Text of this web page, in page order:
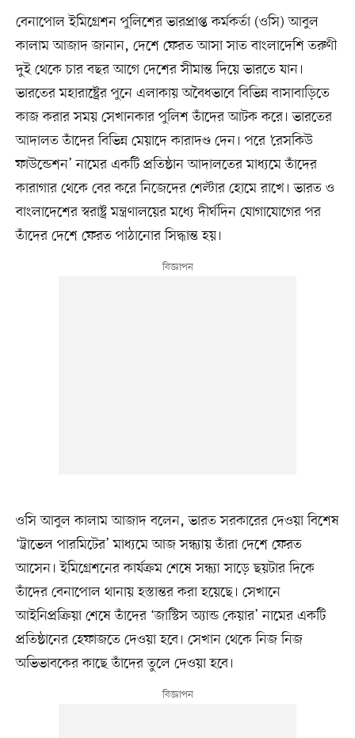
বেনাপোল ইমিগ্রেশন পুলিশের ভারপ্রাপ্ত কর্মকর্তা (ওসি) আবুল
কালাম আজাদ জানান, দেশে ফেরত আসা সাত বাংলাদেশি তরুণী
দুই থেকে চার বছর আগে দেশের সীমান্ত দিয়ে ভারতে যান।
ভারতের মহারাষ্ট্রের পুনে এলাকায় অবৈধভাবে বিভিন্ন বাসাবাড়িতে
কাজ করার সময় সেখানকার পুলিশ তাঁদের আটক করে। ভারতের
আদালত তাঁদের বিভিন্ন মেয়াদে কারাদণ্ড দেন। পরে ‘রেসকিউ
ফাউন্ডেশন’ নামের একটি প্রতিষ্ঠান আদালতের মাধ্যমে তাঁদের
কারাগার থেকে বের করে নিজেদের শেল্টার হোমে রাখে। ভারত ও
বাংলাদেশের স্বরাষ্ট্র মন্ত্রণালয়ের মধ্যে দীর্ঘদিন যোগাযোগের পর
তাঁদের দেশে ফেরত পাঠানোর সিদ্ধান্ত হয়।
ওসি আবুল কালাম আজাদ বলেন, ভারত সরকারের দেওয়া বিশেষ
‘ট্রাভেল পারমিটের’ মাধ্যমে আজ সন্ধ্যায় তাঁরা দেশে ফেরত
আসেন। ইমিগ্রেশনের কার্যক্রম শেষে সন্ধ্যা সাড়ে ছয়টার দিকে
তাঁদের বেনাপোল থানায় হস্তান্তর করা হয়েছে। সেখানে
আইনিপ্রক্রিয়া শেষে তাঁদের ‘জাস্টিস অ্যান্ড কেয়ার’ নামের একটি
প্রতিষ্ঠানের হেফাজতে দেওয়া হবে। সেখান থেকে নিজ নিজ
অভিভাবকের কাছে তাঁদের তুলে দেওয়া হবে।